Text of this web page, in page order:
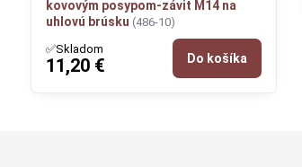
kovovým posypom-závit M14 na
uhlovú brúsku (486-10)
✅Skladom
11,20 € Do košíka